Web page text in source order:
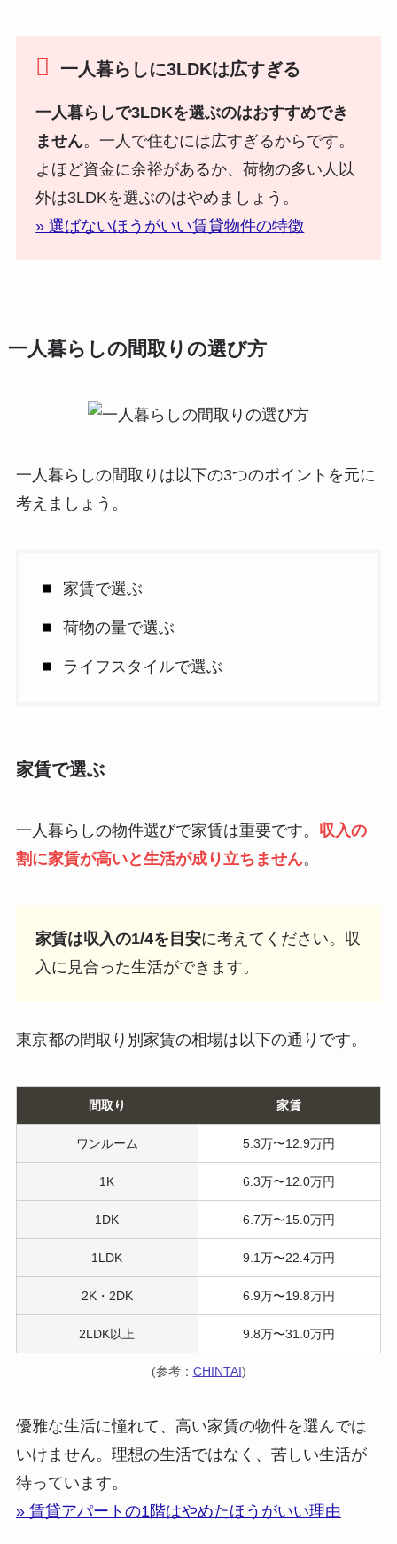
一人暮らしに3LDKは広すぎる
一人暮らしで3LDKを選ぶのはおすすめでき
ません。一人で住むには広すぎるからです。
よほど資金に余裕があるか、荷物の多い人以
外は3LDKを選ぶのはやめましょう。
» 選ばないほうがいい賃貸物件の特徴
一人暮らしの間取りの選び方
一人暮らしの間取りは以下の3つのポイントを元に
考えましょう。
家賃で選ぶ
荷物の量で選ぶ
ライフスタイルで選ぶ
家賃で選ぶ
一人暮らしの物件選びで家賃は重要です。 収入の
割に家賃が高いと生活が成り立ちません。
家賃は収入の1/4を目安に考えてください。収
入に見合った生活ができます。
東京都の間取り別家賃の相場は以下の通りです。
間取り 家賃
ワンルーム 5.3万〜12.9万円
1K 6.3万〜12.0万円
1DK 6.7万〜15.0万円
1LDK 9.1万〜22.4万円
2K・2DK 6.9万〜19.8万円
2LDK以上 9.8万〜31.0万円
(参考： CHINTAI)
優雅な生活に憧れて、高い家賃の物件を選んでは
いけません。理想の生活ではなく、苦しい生活が
待っています。
» 賃貸アパートの1階はやめたほうがいい理由